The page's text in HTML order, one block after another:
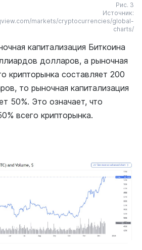
Рис. 3
Источник:
markets/cryptocurrencies/global-
charts/
капитализация Биткоина
долларов, а рыночная
крипторынка составляет 200
то рыночная капитализация
50%. Это означает, что
всего крипторынка.